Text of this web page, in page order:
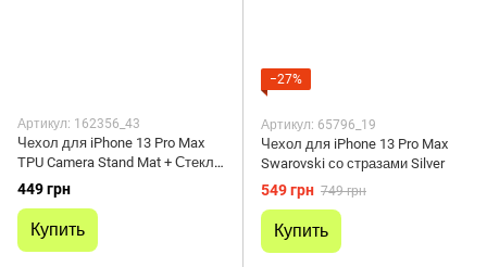
Артикул: 162356_43
Чехол для iPhone 13 Pro Max
TPU Camera Stand Mat + Стекло
на камеру Midnight Blue
449 грн
Купить
−27%
Артикул: 65796_19
Чехол для iPhone 13 Pro Max
Swarovski со стразами Silver
549 грн 749 грн
Купить